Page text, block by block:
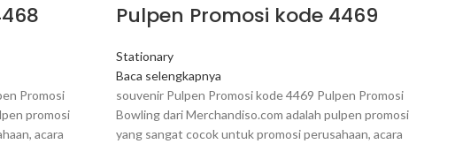
Promosi
promosi
acara
Pulpen Promosi kode 4469
Stationary
Baca selengkapnya
souvenir Pulpen Promosi kode 4469 Pulpen Promosi
Bowling dari Merchandiso.com adalah pulpen promosi
yang sangat cocok untuk promosi perusahaan, acara